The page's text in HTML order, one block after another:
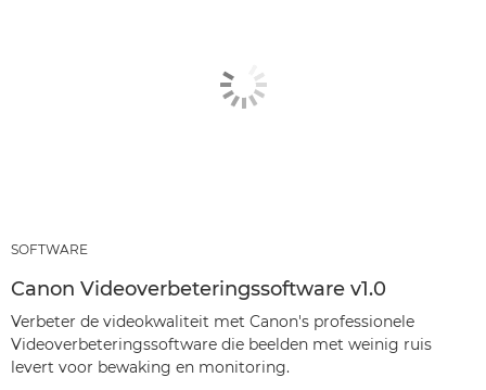
SOFTWARE
Canon Videoverbeteringssoftware v1.0
Verbeter de videokwaliteit met Canon's professionele
Videoverbeteringssoftware die beelden met weinig ruis
levert voor bewaking en monitoring.